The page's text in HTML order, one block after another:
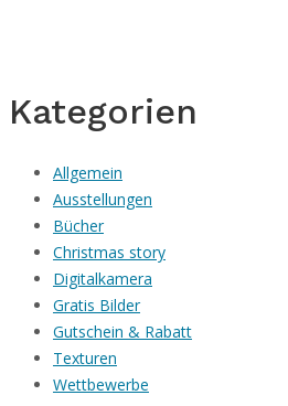
Kategorien
Allgemein
Ausstellungen
Bücher
Christmas story
Digitalkamera
Gratis Bilder
Gutschein & Rabatt
Texturen
Wettbewerbe